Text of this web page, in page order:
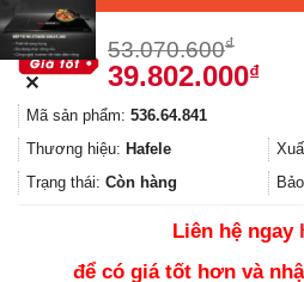
53.070.600₫
Giá
là:
53.070.600₫.
39.802.000₫Giá
là:
Mã sản phẩm: 536.64.841
Thương hiệu: Hafele
Trạng thái: Còn hàng
Liên hệ ngay
để có giá tốt hơn và
✕